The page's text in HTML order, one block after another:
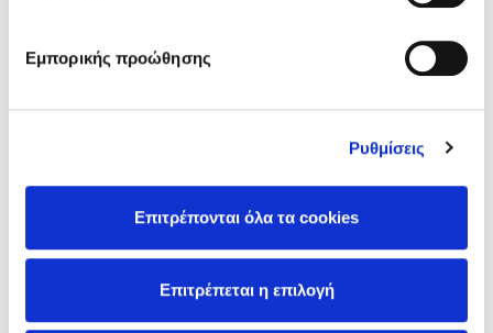
Εμπορικής προώθησης
Ρυθμίσεις
Επιτρέπονται όλα τα cookies
Επιτρέπεται η επιλογή
Ο Κώστας Κρομμύδας στο Παλαιοχώρι Καλαμπάκας